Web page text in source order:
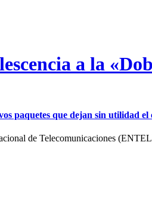
a la
paquetes que dejan sin utilidad
de Telecomunicaciones